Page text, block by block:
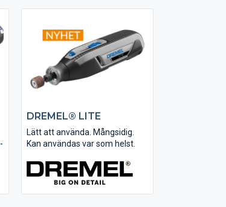
DREMEL® LITE
Lätt att använda. Mångsidig.
Kan användas var som helst.
Snideri, gravyr, slipning,
vässning, rengöring, polering